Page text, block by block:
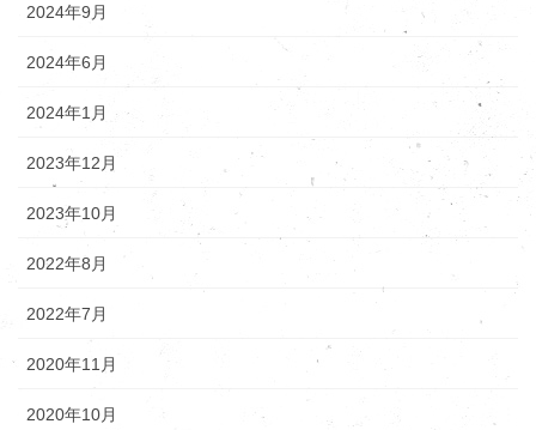
2024年9月
2024年6月
2024年1月
2023年12月
2023年10月
2022年8月
2022年7月
2020年11月
2020年10月